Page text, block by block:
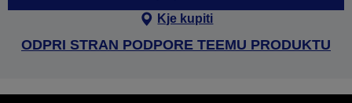
Kje kupiti
ODPRI STRAN PODPORE TEEMU PRODUKTU